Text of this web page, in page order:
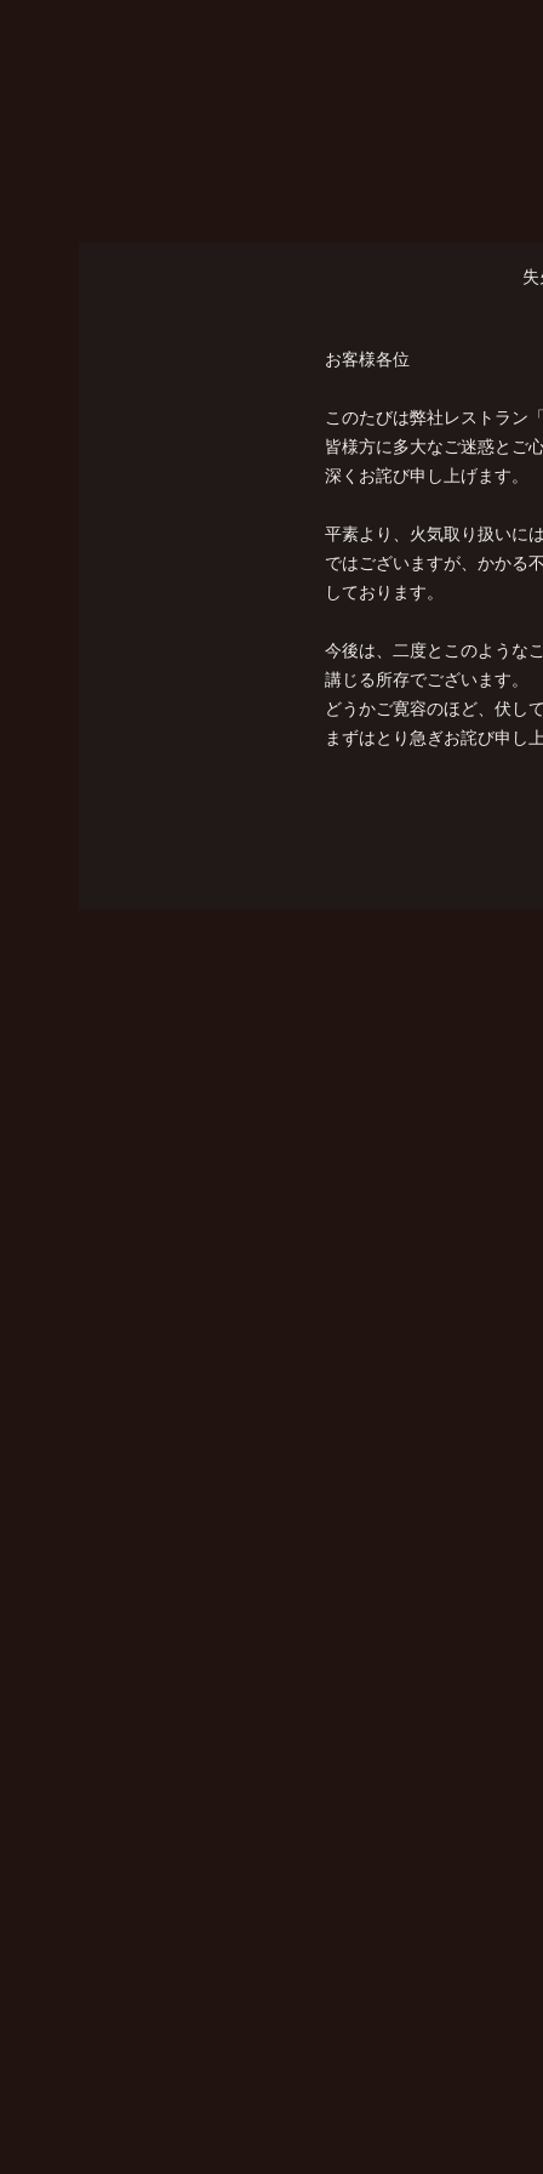
お客様各位
このたびは弊社レストラン
皆様方に多大なご迷惑とご
深くお詫び申し上げます。
平素より、火気取り扱いに
ではございますが、かかる
しております。
今後は、二度とこのような
講じる所存でございます。
どうかご寛容のほど、伏し
まずはとり急ぎお詫び申し